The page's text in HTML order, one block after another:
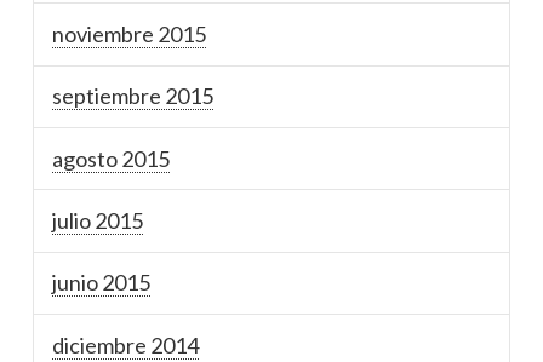
noviembre 2015
septiembre 2015
agosto 2015
julio 2015
junio 2015
diciembre 2014